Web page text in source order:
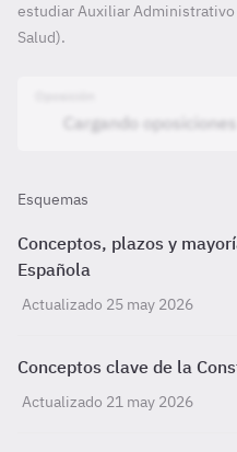
estudiar Auxiliar Administrativo
Salud).
Esquemas
Conceptos, plazos y
Española
Actualizado 25 may 2026
Conceptos clave de la
Actualizado 21 may 2026